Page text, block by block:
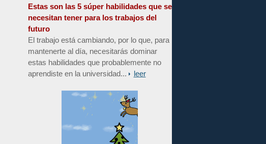
Estas son las 5 súper habilidades que se
necesitan tener para los trabajos del
futuro
El trabajo está cambiando, por lo que, para
mantenerte al día, necesitarás dominar
estas habilidades que probablemente no
aprendiste en la universidad...
leer